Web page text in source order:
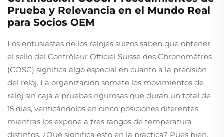
Prueba y Relevancia en el Mundo Real
para Socios OEM
Los entusiastas de los relojes suizos saben que obtener
el sello del Contrôleur Officiel Suisse des Chronomètres
(COSC) significa algo especial en cuanto a la precisión
del reloj. La organización somete los movimientos de
reloj sin caja a pruebas rigurosas que duran un total de
15 días, verificándolos en cinco posiciones diferentes
mientras los expone a tres rangos de temperatura
distintos. ¿Qué significa esto en la práctica? Pues bien,